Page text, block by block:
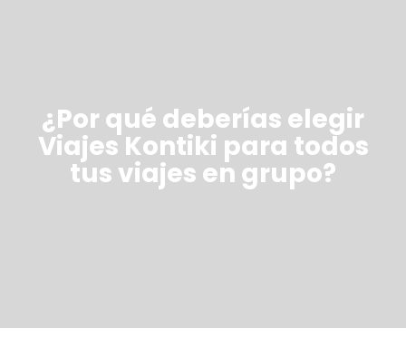
¿Por qué deberías elegir
Viajes Kontiki para todos
tus viajes en grupo?